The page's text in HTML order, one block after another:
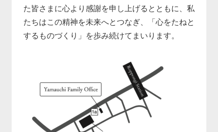
た皆さまに心より感謝を申し上げるとともに、私
たちはこの精神を未来へとつなぎ、「心をたねと
するものづくり」を歩み続けてまいります。